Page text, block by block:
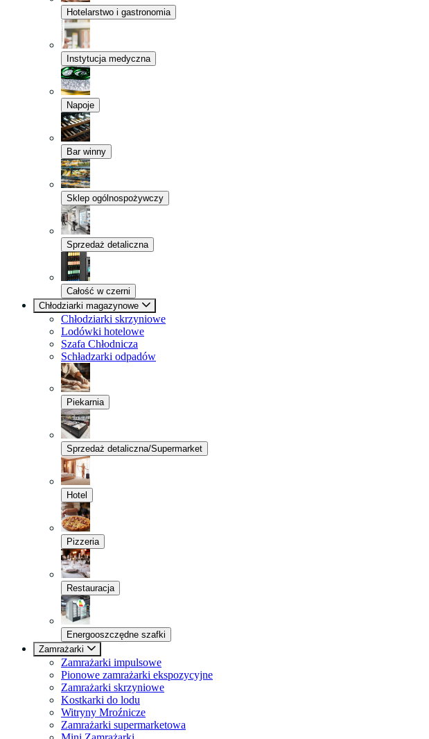
Hotelarstwo i gastronomia
Instytucja medyczna
Napoje
Bar winny
Sklep ogólnospożywczy
Sprzedaż detaliczna
Całość w czerni
Chłodziarki magazynowe
Chłodziarki skrzyniowe
Lodówki hotelowe
Szafa Chłodnicza
Schładzarki odpadów
Piekarnia
Sprzedaż detaliczna/Supermarket
Hotel
Pizzeria
Restauracja
Energooszczędne szafki
Zamrażarki
Zamrażarki impulsowe
Pionowe zamrażarki ekspozycyjne
Zamrażarki skrzyniowe
Kostkarki do lodu
Witryny Mroźnicze
Zamrażarki supermarketowa